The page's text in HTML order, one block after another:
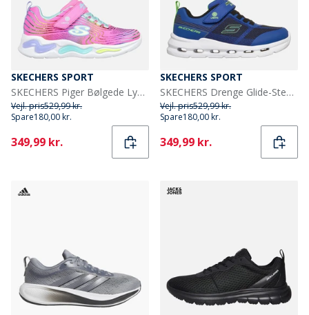
SKECHERS SPORT
SKECHERS Piger Bølgede Lys Sneakers Pink
Vejl. pris529,99 kr.
Spare180,00 kr.
Current
349,99 kr.
SKECHERS SPORT
SKECHERS Drenge Glide-Step Lys Sneakers Blå
Vejl. pris529,99 kr.
Spare180,00 kr.
Current
349,99 kr.